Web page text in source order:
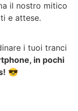
il nostro mitico
e attese.
i tuoi tranci
in pochi
😎